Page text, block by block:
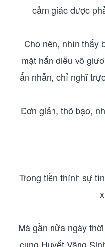
cảm giác được
Cho nên, nhìn thấy
mặt hắn diễu võ
ẩn nhẫn, chỉ nghĩ
Đơn giản, thô bạo,
Trong tiền thính sự
Mà gần nửa ngày
cùng Huyết Vãng